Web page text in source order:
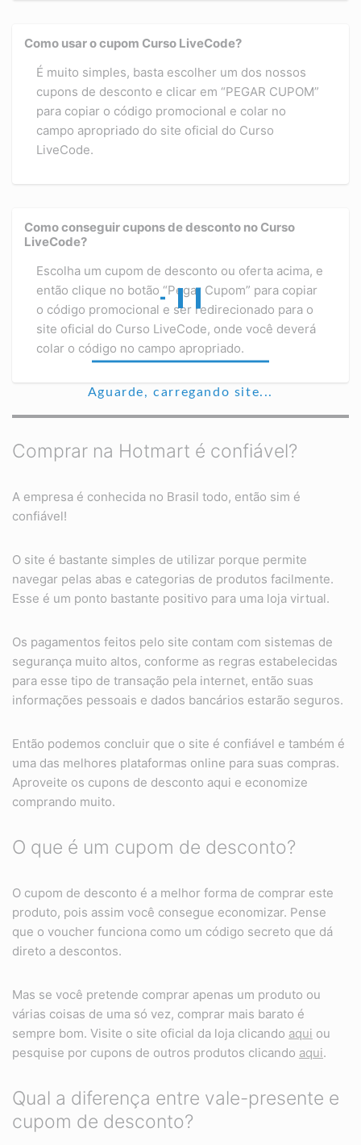
Aguarde, carregando site...
Como usar o cupom Curso LiveCode?
É muito simples, basta escolher um dos nossos
cupons de desconto e clicar em “PEGAR CUPOM”
para copiar o código promocional e colar no
campo apropriado do site oficial do Curso
LiveCode.
Como conseguir cupons de desconto no Curso
LiveCode?
Escolha um cupom de desconto ou oferta acima, e
então clique no botão “Pegar Cupom” para copiar
o código promocional e ser redirecionado para o
site oficial do Curso LiveCode, onde você deverá
colar o código no campo apropriado.
Comprar na Hotmart é confiável?
A empresa é conhecida no Brasil todo, então sim é
confiável!
O site é bastante simples de utilizar porque permite
navegar pelas abas e categorias de produtos facilmente.
Esse é um ponto bastante positivo para uma loja virtual.
Os pagamentos feitos pelo site contam com sistemas de
segurança muito altos, conforme as regras estabelecidas
para esse tipo de transação pela internet, então suas
informações pessoais e dados bancários estarão seguros.
Então podemos concluir que o site é confiável e também é
uma das melhores plataformas online para suas compras.
Aproveite os cupons de desconto aqui e economize
comprando muito.
O que é um cupom de desconto?
O cupom de desconto é a melhor forma de comprar este
produto, pois assim você consegue economizar. Pense
que o voucher funciona como um código secreto que dá
direto a descontos.
Mas se você pretende comprar apenas um produto ou
várias coisas de uma só vez, comprar mais barato é
sempre bom. Visite o site oficial da loja clicando aqui ou
pesquise por cupons de outros produtos clicando aqui.
Qual a diferença entre vale-presente e
cupom de desconto?